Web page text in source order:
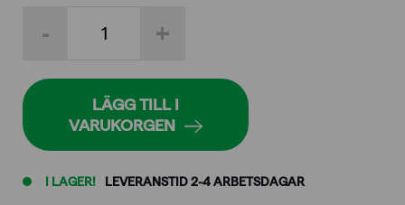
I LAGER! LEVERANSTID 2-4 ARBETSDAGAR
+
400
ml
-
LÄGG TILL I
VARUKORGEN